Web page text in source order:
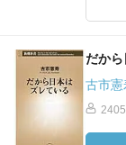
だか
古市憲
2405